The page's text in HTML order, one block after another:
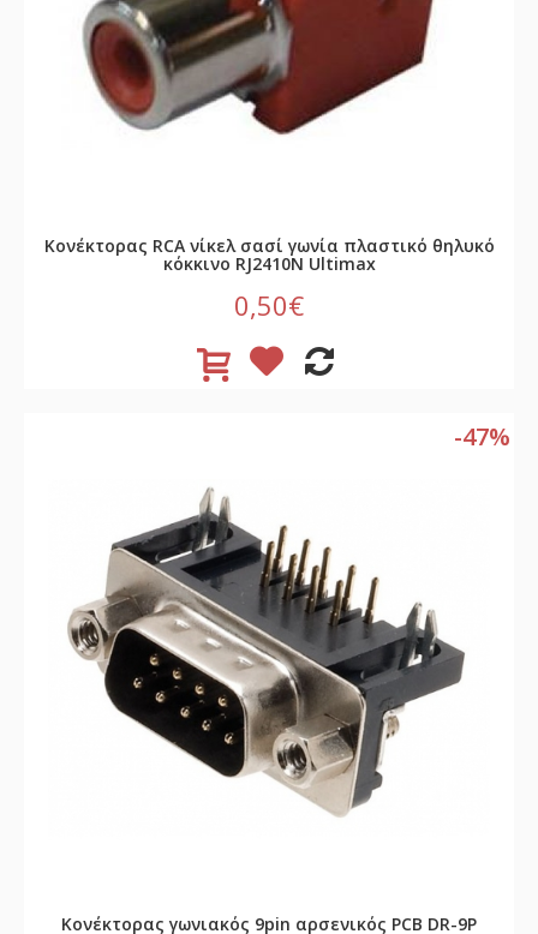
Κονέκτορας RCA νίκελ σασί γωνία πλαστικό θηλυκό
κόκκινο RJ2410N Ultimax
0,50€
-47%
Κονέκτορας γωνιακός 9pin αρσενικός PCB DR-9P